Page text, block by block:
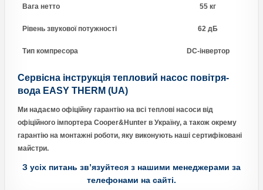
Вага нетто 55 кг
Рівень звукової потужності 62 дБ
Тип компресора DC-інвертор
Сервісна інструкція тепловий насос повітря-
вода EASY THERM (UA)
Ми надаємо офіційну гарантію на всі теплові насоси від
офіційного імпортера Cooper&Hunter в Україну, а також окрему
гарантію на монтажні роботи, яку виконують наші сертифіковані
майстри.
З усіх питань зв’язуйтеся з нашими менеджерами за
телефонами на сайті.